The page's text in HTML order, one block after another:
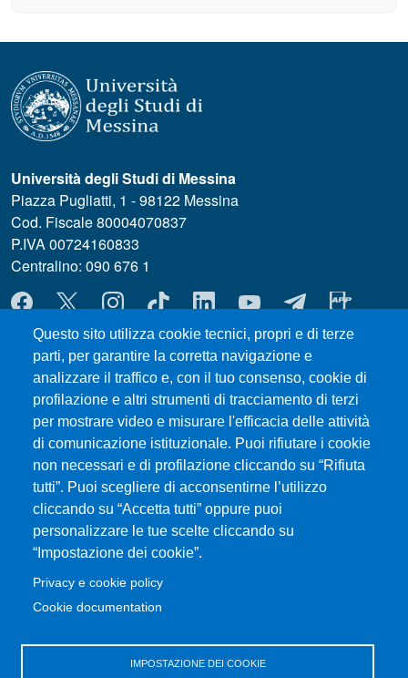
Questo sito utilizza cookie tecnici, propri e di terze
parti, per garantire la corretta navigazione e
analizzare il traffico e, con il tuo consenso, cookie di
profilazione e altri strumenti di tracciamento di terzi
per mostrare video e misurare l'efficacia delle attività
di comunicazione istituzionale. Puoi rifiutare i cookie
non necessari e di profilazione cliccando su “Rifiuta
tutti”. Puoi scegliere di acconsentirne l’utilizzo
cliccando su “Accetta tutti” oppure puoi
personalizzare le tue scelte cliccando su
“Impostazione dei cookie”.
Privacy e cookie policy
Cookie documentation
IMPOSTAZIONE DEI COOKIE
Università degli Studi di Messina
Piazza Pugliatti, 1 - 98122 Messina
Cod. Fiscale 80004070837
P.IVA 00724160833
Centralino: 090 676 1
MENÙ SOCIAL
MENÙ FOOTER 1
Esami
Modulistica
Prenotazione Aule e Laboratori Didattici
Dove ci trovi
ERASMUS
Sedute dei Consigli
Studenti UNIME
Valutazione della Didattica
MENÙ FOOTER 2
TIROCINIO
Attività didattiche a scelta dello studente